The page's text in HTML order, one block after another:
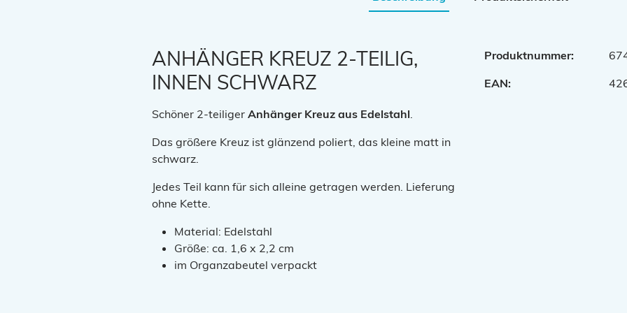
ANHÄNGER KREUZ 2-TEILIG,
INNEN SCHWARZ
Schöner 2-teiliger Anhänger Kreuz aus Edelstahl.
Das größere Kreuz ist glänzend poliert, das kleine matt in
schwarz.
Jedes Teil kann für sich alleine getragen werden. Lieferung
ohne Kette.
Material: Edelstahl
Größe: ca. 1,6 x 2,2 cm
im Organzabeutel verpackt
Produktnummer:
EAN: